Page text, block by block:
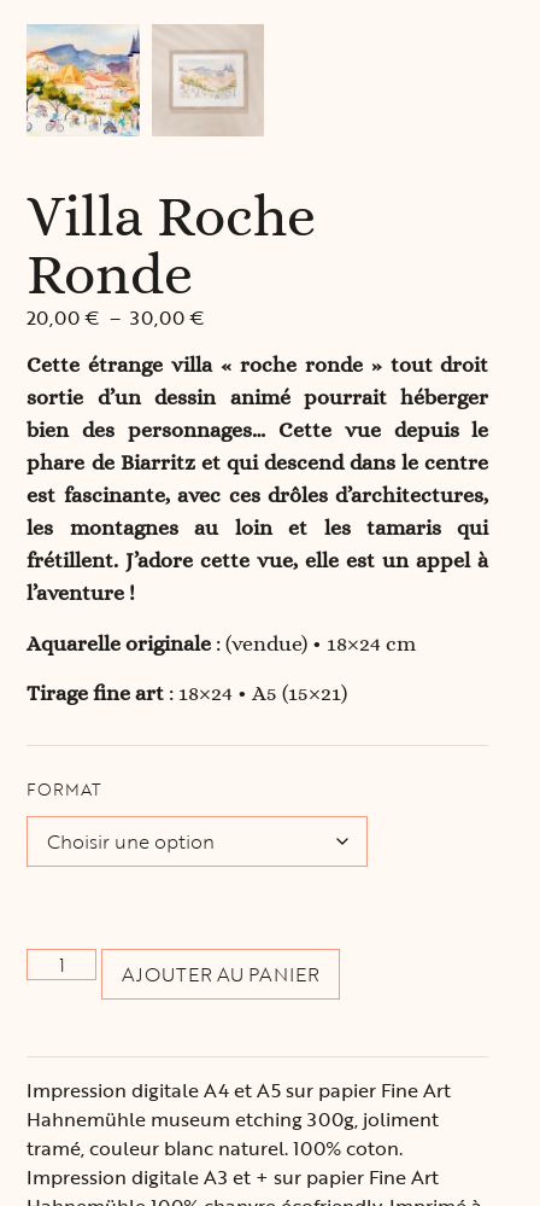
Villa Roche
Ronde
20,00€ – 30,00€
Cette étrange villa « roche ronde » tout droit
sortie d’un dessin animé pourrait héberger
bien des personnages… Cette vue depuis le
phare de Biarritz et qui descend dans le centre
est fascinante, avec ces drôles d’architectures,
les montagnes au loin et les tamaris qui
frétillent. J’adore cette vue, elle est un appel à
l’aventure !
Aquarelle originale : (vendue) • 18×24 cm
Tirage fine art : 18×24 • A5 (15×21)
FORMAT
AJOUTER AU PANIER
Impression digitale A4 et A5 sur papier Fine Art
Hahnemühle museum etching 300g, joliment
tramé, couleur blanc naturel. 100% coton.
Impression digitale A3 et + sur papier Fine Art